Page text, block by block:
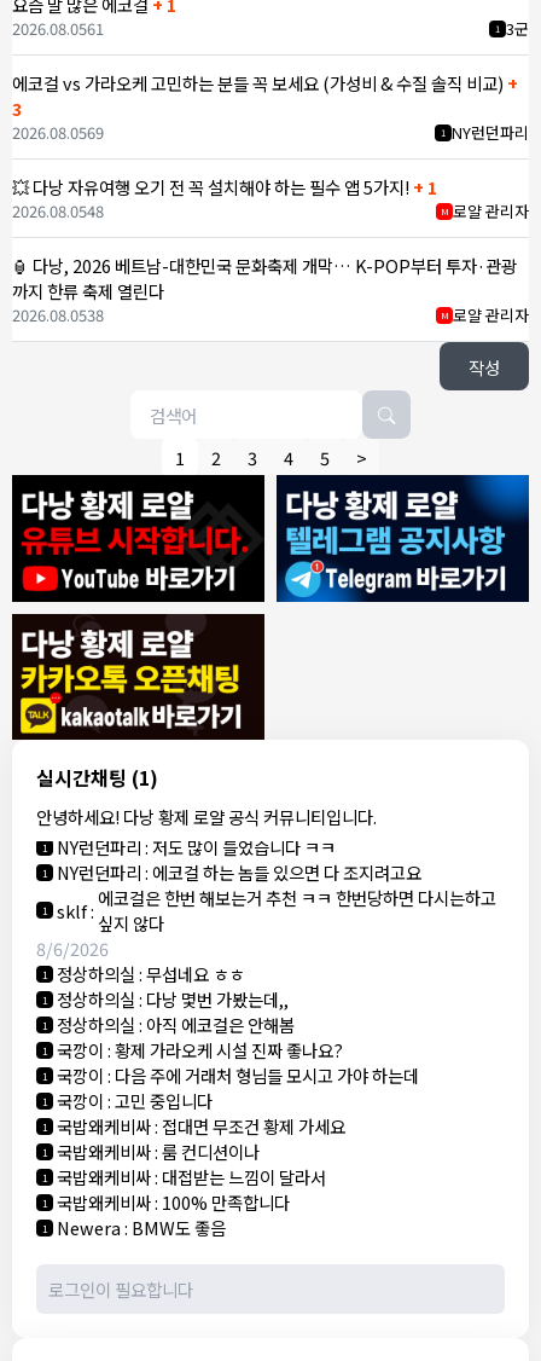
실시간채팅 (1)
안녕하세요! 다낭 황제 로얄 공식 커뮤니티입니다.
8/4/2026
1 모기한테물림:여기도 문의해보면 바로 알려줌
1 모기한테물림:정찰가보다 쌀수 없음
1 결혼안해:ㄹㅇ 팩트 ㅋㅋㅋㅋ
결혼안해:ㄹㅇ 팩트 ㅋㅋㅋㅋ
8/5/2026
NY런던파리 :다낭 에코걸 여기서 예약 가능한가요?
1 3군:에코걸 좀 조심 하는게 좋음
1 NY런던파리:저도 많이 들었습니다 ㅋㅋ
1 NY런던파리: 에코걸 하는 놈들 있으면 다 조지려고요
1 sklf: 에코걸은 한번 해보는거 추천 ㅋㅋ 한번당하면 다시는하고
싶지 않다
8/6/2026
1 정상하의실:무섭네요 ㅎㅎ
1 정상하의실: 다낭 몇번 가봤는데,,
1 정상하의실: 아직 에코걸은 안해봄
1 국깡이:황제 가라오케 시설 진짜 좋나요?
1 국깡이: 다음 주에 거래처 형님들 모시고 가야 하는데
1 국깡이:고민 중입니다
1 국밥왜케비싸: 접대면 무조건 황제 가세요
1 국밥왜케비싸:룸 컨디션이나
1 국밥왜케비싸: 대접받는 느낌이 달라서
1 국밥왜케비싸: 100% 만족합니다
1 Newera: BMW도 좋음
1 3군
2026.08.0561
에코걸 vs 가라오케 고민하는 분들 꼭 보세요 (가성비 & 수질 솔직 비교) +
3
1 NY런던파리
2026.08.0569
💥 다낭 자유여행 오기 전 꼭 설치해야 하는 필수 앱 5가지! + 1
M 로얄 관리자
2026.08.0548
🏮 다낭, 2026 베트남-대한민국 문화축제 개막… K-POP부터 투자·관광
까지 한류 축제 열린다
M 로얄 관리자
2026.08.0538
작성
1 2 3 4 5 >